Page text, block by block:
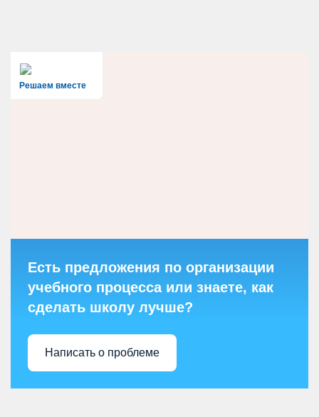
Решаем вместе
Есть предложения по организации
учебного процесса или знаете, как
сделать школу лучше?
Написать о проблеме